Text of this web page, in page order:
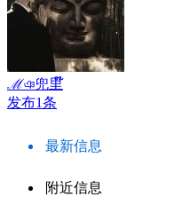
ℳঞ兜里໊
发布1条
最新信息
附近信息